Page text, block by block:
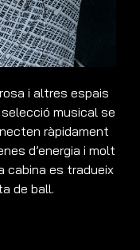
i altres espais
musical se
ràpidament
d’energia i molt
cabina es tradueix
de ball.